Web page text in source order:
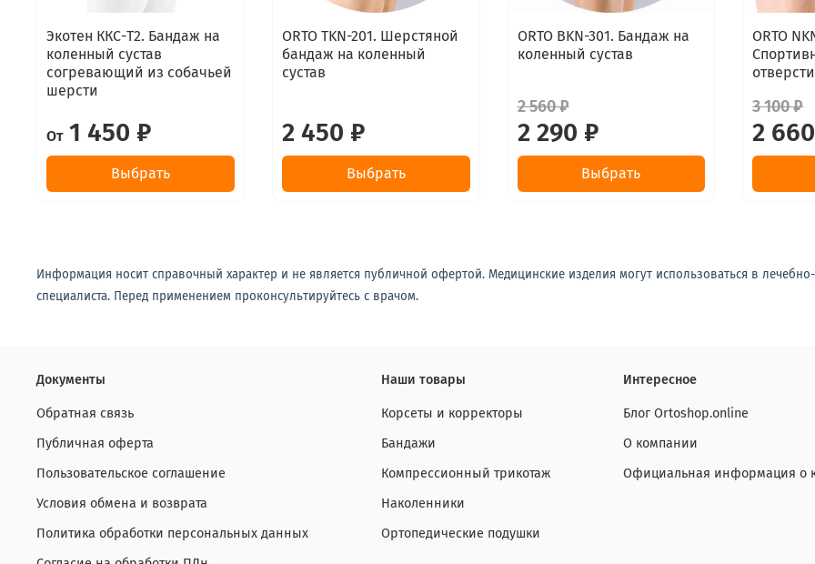
Экотен ККС-Т2. Бандаж на
коленный сустав
согревающий из собачьей
шерсти
От1 450 ₽
Выбрать
ORTO TKN-201. Шерстяной
бандаж на коленный
сустав
2 450 ₽
Выбрать
ORTO BKN-301. Бандаж на
коленный сустав
2 560 ₽
2 290 ₽
Выбрать
ORTO
3 100 ₽
2
Информация носит справочный характер и не является публичной офертой. Медицинские изделия могут использоваться в
специалиста. Перед применением проконсультируйтесь с врачом.
Документы
Обратная связь
Публичная оферта
Пользовательское соглашение
Условия обмена и возврата
Политика обработки персональных данных
Наши товары
Корсеты и корректоры
Бандажи
Компрессионный трикотаж
Наколенники
Ортопедические подушки
Интересное
Блог Ortoshop.online
О компании
Официальная информация о